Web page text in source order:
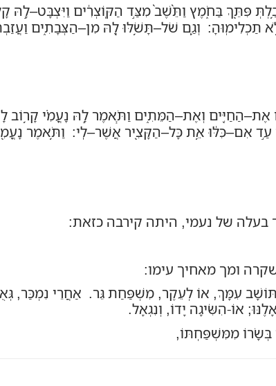
פִּתֵּ֖ךְ בַּחֹ֑מֶץ וַתֵּ֙שֶׁב֙ מִצַּ֣ד הַקּֽוֹצְרִ֔ים וַיִּצְבָּט–לָ֣הּ
תַכְלִימֽוּהָ: וְגַ֛ם שֹׁל–תָּשֹׁ֥לּוּ לָ֖הּ מִן–הַצְּבָתִ֑ים
אֶת–הַחַיִּ֖ים וְאֶת–הַמֵּתִ֑ים וַתֹּ֧אמֶר לָ֣הּ נָעֳמִ֗י קָר֥וֹב
עַ֣ד אִם–כִּלּ֔וּ אֵ֥ת כָּל–הַקָּצִ֖יר אֲשֶׁר–לִֽי: וַתֹּ֥אמֶר
בעלה של נעמי, היתה קירבה כזאת:
ומך מאחיך עימו:
תּוֹשָׁב עִמָּךְ, אוֹלְעֵקֶר, מִשְׁפַּחַת גֵּר. אַחֲרֵי נִמְכַּר,
אוֹ-הִשִּׂיגָה יָדוֹ, וְנִגְאָל.
בְּשָׂרוֹ מִמִּשְׁפַּחְתּוֹ,